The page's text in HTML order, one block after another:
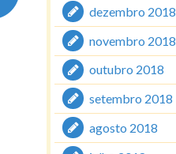
dezembro 2018
novembro 2018
outubro 2018
setembro 2018
agosto 2018